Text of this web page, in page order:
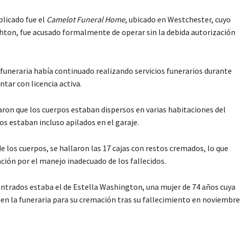
fue el Camelot Funeral Home, ubicado en Westchester, cuyo
fue acusado formalmente de operar sin la debida autorización
había continuado realizando servicios funerarios durante
con licencia activa.
que los cuerpos estaban dispersos en varias habitaciones del
estaban incluso apilados en el garaje.
los cuerpos, se hallaron las 17 cajas con restos cremados, lo que
por el manejo inadecuado de los fallecidos.
estaba el de Estella Washington, una mujer de 74 años cuya
la funeraria para su cremación tras su fallecimiento en noviembre